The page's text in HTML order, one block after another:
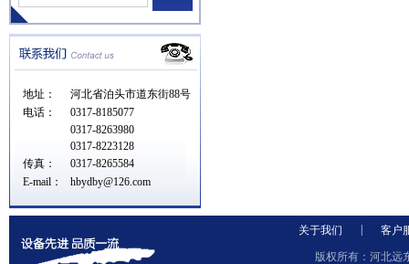
地址：
河北省泊头市道东街88号
电话：
0317-8185077
0317-8263980
0317-8223128
传真：
0317-8265584
E-mail：
hbydby@126.com
关于我们 客户
版权所有：河北远